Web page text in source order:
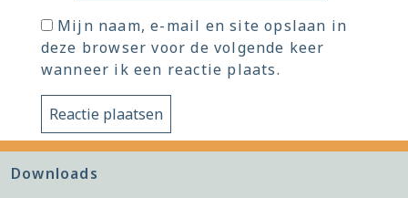
Mijn naam, e-mail en site opslaan in
deze browser voor de volgende keer
wanneer ik een reactie plaats.
Downloads